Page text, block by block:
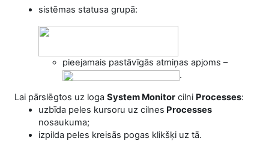
sistēmas statusa grupā:
pieejamais pastāvīgās atmiņas apjoms –
.
Lai pārslēgtos uz loga System Monitor cilni Processes:
uzbīda peles kursoru uz cilnes Processes
nosaukuma;
izpilda peles kreisās pogas klikšķi uz tā.